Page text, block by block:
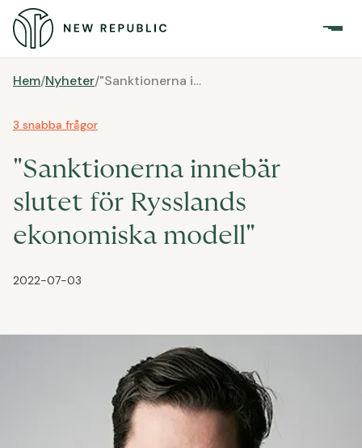
Hem/Nyheter/ "Sanktionerna innebär slutet för Rysslands ekonomiska modell"
3 snabba frågor
"Sanktionerna innebär
slutet för Rysslands
ekonomiska modell"
2022-07-03